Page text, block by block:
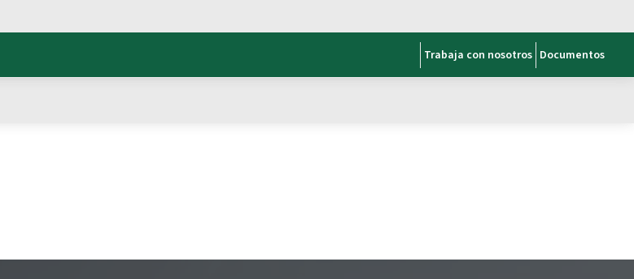
Trabaja con nosotros Documentos